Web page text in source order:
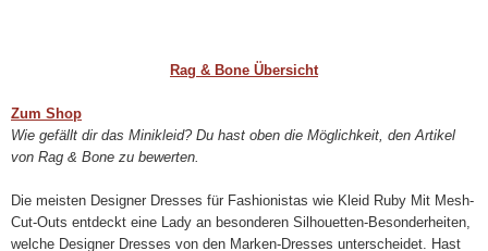
Rag & Bone Übersicht
Zum Shop
Wie gefällt dir das Minikleid? Du hast oben die Möglichkeit, den Artikel
von Rag & Bone zu bewerten.
Die meisten Designer Dresses für Fashionistas wie Kleid Ruby Mit Mesh-
Cut-Outs entdeckt eine Lady an besonderen Silhouetten-Besonderheiten,
welche Designer Dresses von den Marken-Dresses unterscheidet. Hast